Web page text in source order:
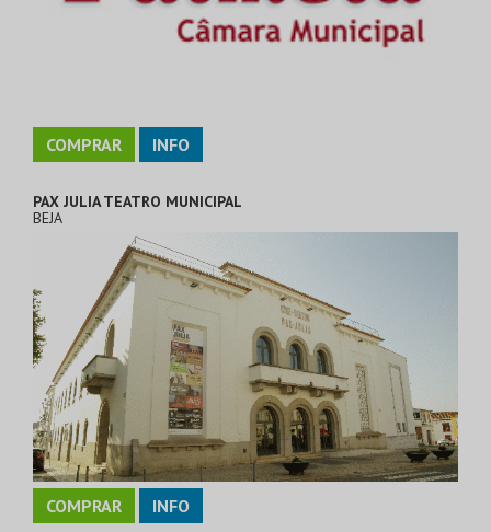
COMPRAR INFO
PAX JULIA TEATRO MUNICIPAL
BEJA
COMPRAR INFO